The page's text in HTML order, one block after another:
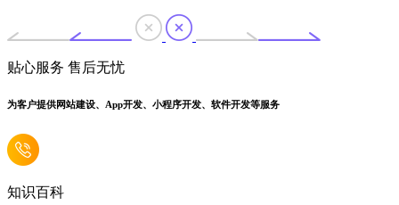
贴心服务 售后无忧
为客户提供网站建设、App开发、小程序开发、软件开发等服务
知识百科